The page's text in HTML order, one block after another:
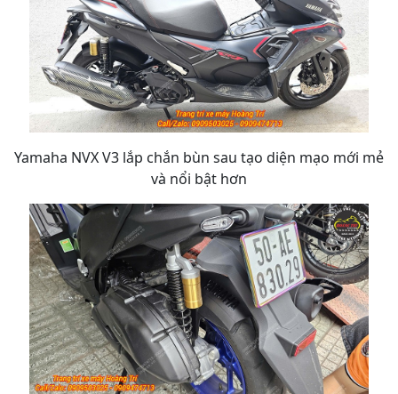
Yamaha NVX V3 lắp chắn bùn sau tạo diện mạo mới mẻ
và nổi bật hơn